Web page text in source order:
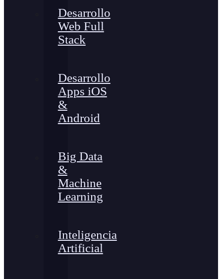
Desarrollo
Web Full
Stack
Desarrollo
Apps iOS
&
Android
Big Data
&
Machine
Learning
Inteligencia
Artificial